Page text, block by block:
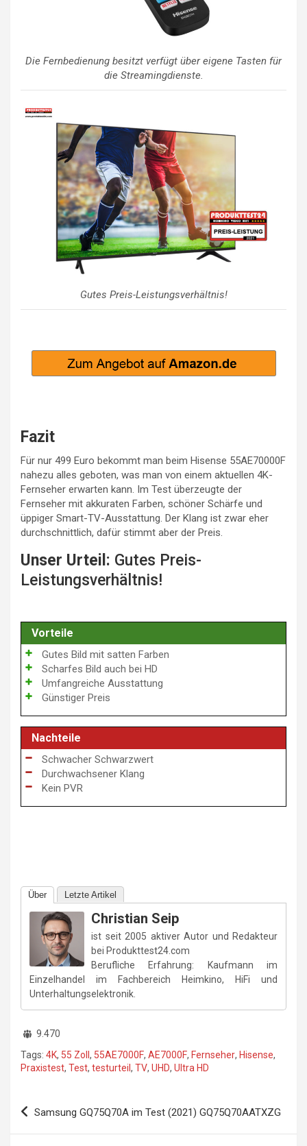
Die Fernbedienung besitzt verfügt über eigene Tasten für
die Streamingdienste.
Gutes Preis-Leistungsverhältnis!
Fazit
Für nur 499 Euro bekommt man beim Hisense 55AE70000F
nahezu alles geboten, was man von einem aktuellen 4K-
Fernseher erwarten kann. Im Test überzeugte der
Fernseher mit akkuraten Farben, schöner Schärfe und
üppiger Smart-TV-Ausstattung. Der Klang ist zwar eher
durchschnittlich, dafür stimmt aber der Preis.
Unser Urteil: Gutes Preis-
Leistungsverhältnis!
Vorteile
Gutes Bild mit satten Farben
Scharfes Bild auch bei HD
Umfangreiche Ausstattung
Günstiger Preis
Nachteile
Schwacher Schwarzwert
Durchwachsener Klang
Kein PVR
Über Letzte Artikel
Christian Seip
ist seit 2005 aktiver Autor und Redakteur
bei Produkttest24.com
Berufliche Erfahrung: Kaufmann im
Einzelhandel im Fachbereich Heimkino, HiFi und
Unterhaltungselektronik.
9.470
Tags: 4K, 55 Zoll , 55AE7000F, AE7000F, Fernseher, Hisense,
Praxistest, Test, testurteil , TV, UHD, Ultra HD
Beitragsnavigation
Samsung GQ75Q70A im Test (2021) GQ75Q70AATXZG